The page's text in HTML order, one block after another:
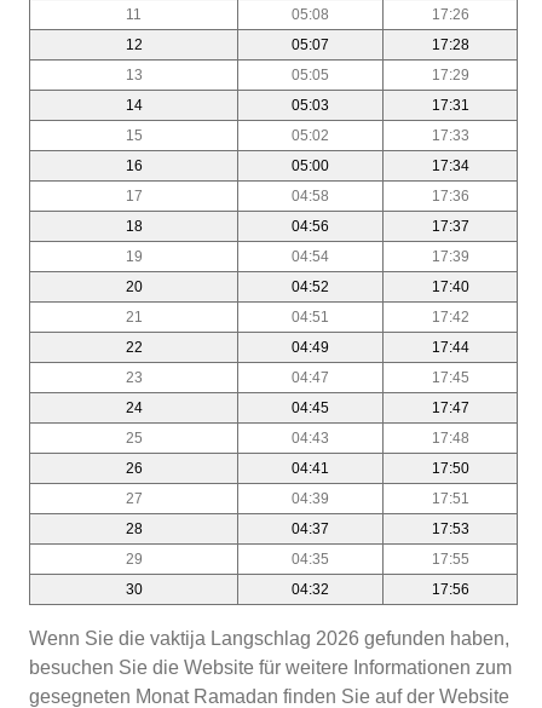
11
05:08
17:26
12
05:07
17:28
13
05:05
17:29
14
05:03
17:31
15
05:02
17:33
16
05:00
17:34
17
04:58
17:36
18
04:56
17:37
19
04:54
17:39
20
04:52
17:40
21
04:51
17:42
22
04:49
17:44
23
04:47
17:45
24
04:45
17:47
25
04:43
17:48
26
04:41
17:50
27
04:39
17:51
28
04:37
17:53
29
04:35
17:55
30
04:32 17:56
Wenn Sie die vaktija Langschlag 2026 gefunden haben,
besuchen Sie die Website für weitere Informationen zum
gesegneten Monat Ramadan finden Sie auf der Website